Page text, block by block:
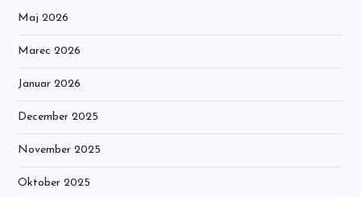
Maj 2026
Marec 2026
Januar 2026
December 2025
November 2025
Oktober 2025